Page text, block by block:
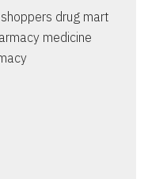
drug mart
medicine